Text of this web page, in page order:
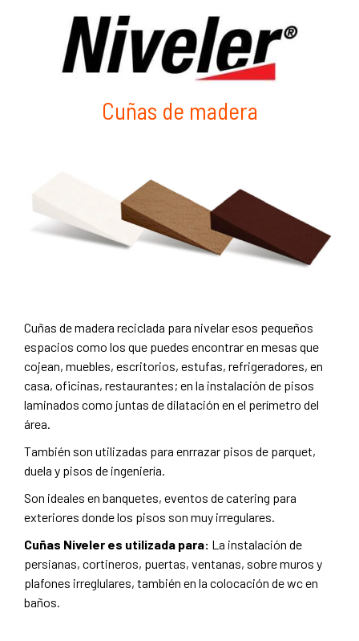
Cuñas de madera
Cuñas de madera reciclada para nivelar esos pequeños
espacios como los que puedes encontrar en mesas que
cojean, muebles, escritorios, estufas, refrigeradores, en
casa, oficinas, restaurantes; en la instalación de pisos
laminados como juntas de dilatación en el perímetro del
área.
También son utilizadas para enrrazar pisos de parquet,
duela y pisos de ingeniería.
Son ideales en banquetes, eventos de catering para
exteriores donde los pisos son muy irregulares.
Cuñas Niveler es utilizada para: La instalación de
persianas, cortineros, puertas, ventanas, sobre muros y
plafones irreglulares, también en la colocación de wc en
baños.